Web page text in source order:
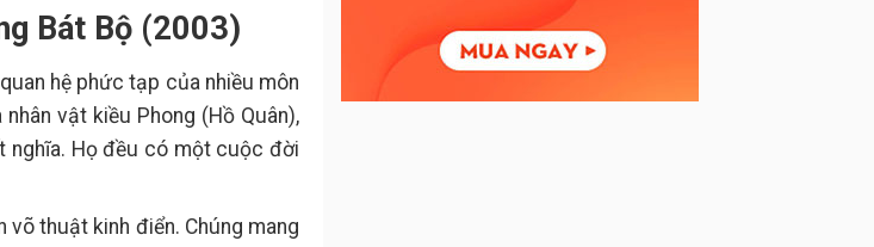
Bát Bộ (2003)
hệ phức tạp của nhiều môn
vật kiều Phong (Hồ Quân),
nghĩa. Họ đều có một cuộc đời
thuật kinh điển. Chúng mang